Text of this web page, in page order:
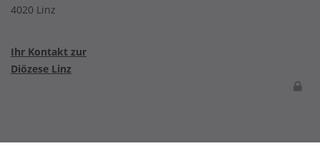
4020 Linz
Ihr Kontakt zur
Diözese Linz